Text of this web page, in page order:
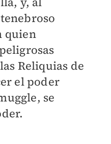
quien
Reliquias de
el poder
se